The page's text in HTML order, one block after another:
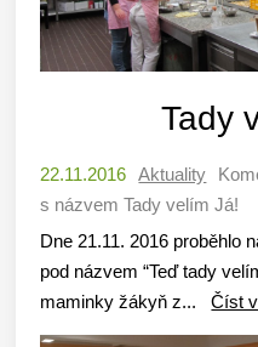
Tady
22.11.2016 Aktuality
s názvem Tady velím Já!
Dne 21.11. 2016 proběhlo
pod názvem “Teď tady
maminky žákyň z...Číst